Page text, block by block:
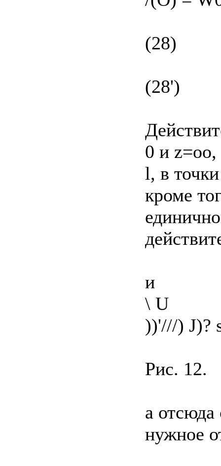
(28)
(28')
0 и
l, в
кроме
и
\ U
))'///) J)?
Рис. 12.
а отсюда
нужное